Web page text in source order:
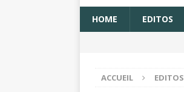
HOME EDITOS
ACCUEIL EDITOS